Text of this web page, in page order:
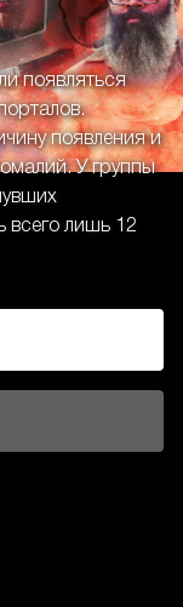
появляться
появления и
У группы
всего лишь 12